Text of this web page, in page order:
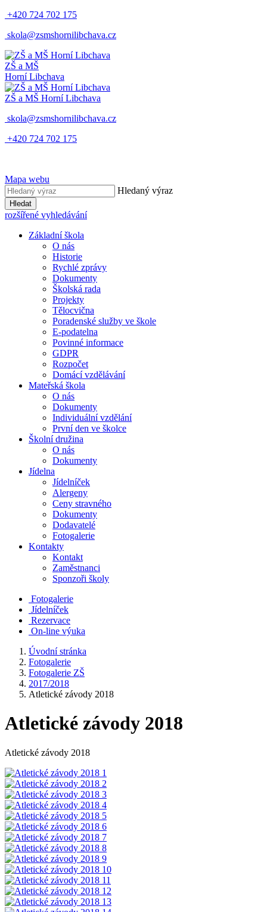
+420 724 702 175
skola@zsmshornilibchava.cz
ZŠ a MŠ
Horní Libchava
ZŠ a MŠ Horní Libchava
skola@zsmshornilibchava.cz
+420 724 702 175
Mapa webu
Hledaný výraz
Hledat
rozšířené vyhledávání
Základní škola
O nás
Historie
Rychlé zprávy
Dokumenty
Školská rada
Projekty
Tělocvična
Poradenské služby ve škole
E-podatelna
Povinné informace
GDPR
Rozpočet
Domácí vzdělávání
Mateřská škola
O nás
Dokumenty
Individuální vzdělání
První den ve školce
Školní družina
O nás
Dokumenty
Jídelna
Jídelníček
Alergeny
Ceny stravného
Dokumenty
Dodavatelé
Fotogalerie
Kontakty
Kontakt
Zaměstnanci
Sponzoři školy
Fotogalerie
Jídelníček
Rezervace
On-line výuka
Úvodní stránka
Fotogalerie
Fotogalerie ZŠ
2017/2018
Atletické závody 2018
Atletické závody 2018
Atletické závody 2018